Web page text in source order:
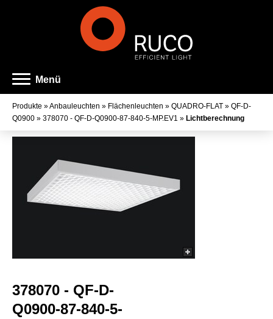
Menü
Produkte »Anbauleuchten » Flächenleuchten » QUADRO-FLAT » QF-D-
Q0900 » 378070 - QF-D-Q0900-87-840-5-MP.EV1 » Lichtberechnung
378070 - QF-D-
Q0900-87-840-5-